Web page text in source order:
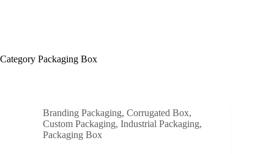
Category Packaging Box
Branding Packaging, Corrugated Box,
Custom Packaging, Industrial Packaging,
Packaging Box